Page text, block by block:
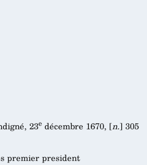
23edécembre 1670, [n.] 305
premier president